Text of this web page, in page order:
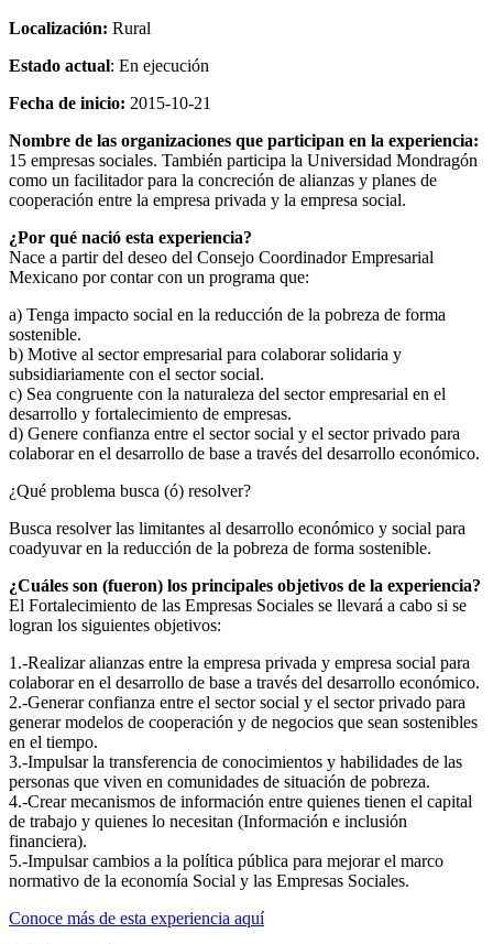
Localización: Rural
Estado actual: En ejecución
Fecha de inicio: 2015-10-21
Nombre de las organizaciones que participan en la experiencia:
15 empresas sociales. También participa la Universidad Mondragón
como un facilitador para la concreción de alianzas y planes de
cooperación entre la empresa privada y la empresa social.
¿Por qué nació esta experiencia?
Nace a partir del deseo del Consejo Coordinador Empresarial
Mexicano por contar con un programa que:
a) Tenga impacto social en la reducción de la pobreza de forma
sostenible.
b) Motive al sector empresarial para colaborar solidaria y
subsidiariamente con el sector social.
c) Sea congruente con la naturaleza del sector empresarial en el
desarrollo y fortalecimiento de empresas.
d) Genere confianza entre el sector social y el sector privado para
colaborar en el desarrollo de base a través del desarrollo económico.
¿Qué problema busca (ó) resolver?
Busca resolver las limitantes al desarrollo económico y social para
coadyuvar en la reducción de la pobreza de forma sostenible.
¿Cuáles son (fueron) los principales objetivos de la experiencia?
El Fortalecimiento de las Empresas Sociales se llevará a cabo si se
logran los siguientes objetivos:
1.-Realizar alianzas entre la empresa privada y empresa social para
colaborar en el desarrollo de base a través del desarrollo económico.
2.-Generar confianza entre el sector social y el sector privado para
generar modelos de cooperación y de negocios que sean sostenibles
en el tiempo.
3.-Impulsar la transferencia de conocimientos y habilidades de las
personas que viven en comunidades de situación de pobreza.
4.-Crear mecanismos de información entre quienes tienen el capital
de trabajo y quienes lo necesitan (Información e inclusión
financiera).
5.-Impulsar cambios a la política pública para mejorar el marco
normativo de la economía Social y las Empresas Sociales.
Conoce más de esta experiencia aquí